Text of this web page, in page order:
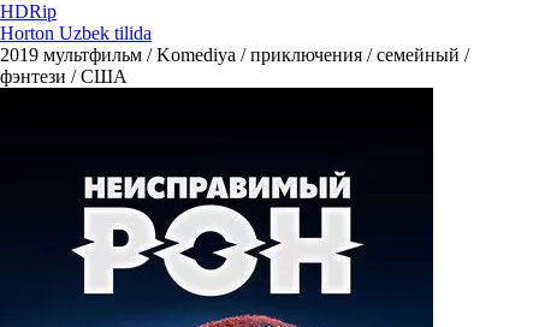
HDRip
Horton Uzbek tilida
2019 мультфильм / Komediya / приключения / семейный /
фэнтези / США